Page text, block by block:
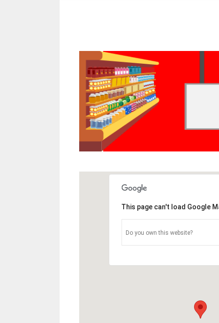
This page can't load Google
Do you own this website?